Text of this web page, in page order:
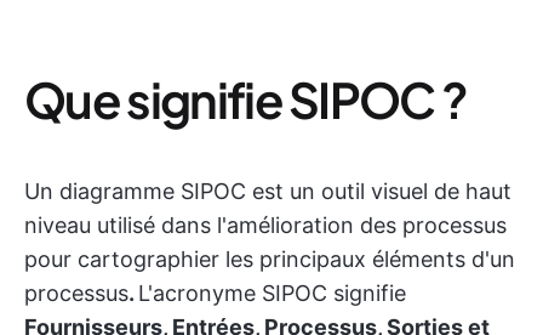
Que signifie SIPOC ?
Un diagramme SIPOC est un outil visuel de haut
niveau utilisé dans l'amélioration des processus
pour cartographier les principaux éléments d'un
processus. L'acronyme SIPOC signifie
Fournisseurs, Entrées, Processus, Sorties et